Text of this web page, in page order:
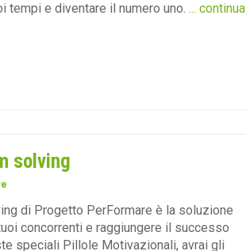
tempi e diventare il numero uno. ... continua
solving
di Progetto PerFormare è la soluzione
concorrenti e raggiungere il successo
speciali Pillole Motivazionali, avrai gli